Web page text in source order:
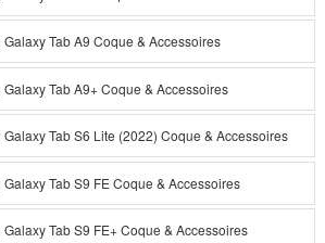
Tab A9 Coque & Accessoires
Tab A9+ Coque & Accessoires
Tab S6 Lite (2022) Coque & Accessoires
Tab S9 FE Coque & Accessoires
Tab S9 FE+ Coque & Accessoires